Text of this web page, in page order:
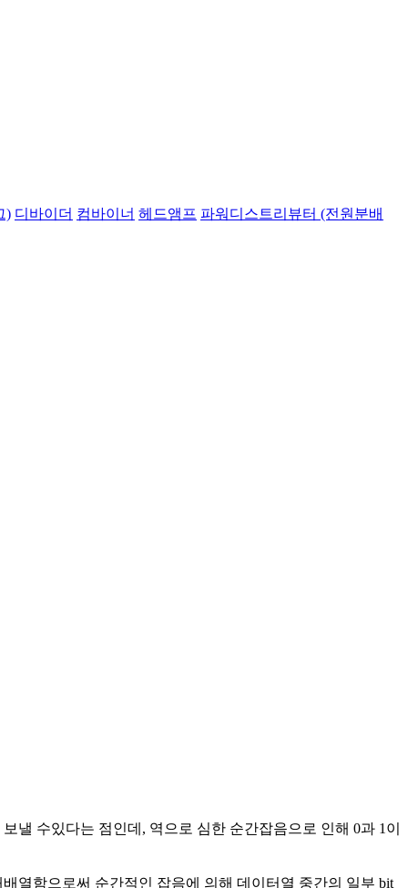
) 디바이더 컴바이너 헤드앰프 파워디스트리뷰터 (전원분배
낼 수있다는 점인데, 역으로 심한 순간잡음으로 인해 0과 1이
열함으로써 순간적인 잡음에 의해 데이터열 중간의 일부 bit